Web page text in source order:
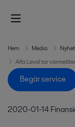
Hem Media
Alfa Laval tar
Begär service
2020-01-14